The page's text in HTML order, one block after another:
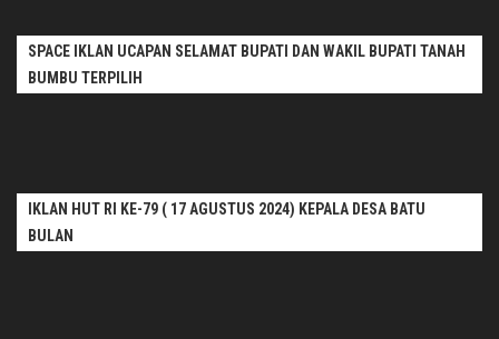
SPACE IKLAN UCAPAN SELAMAT BUPATI DAN WAKIL BUPATI TANAH
BUMBU TERPILIH
IKLAN HUT RI KE-79 ( 17 AGUSTUS 2024) KEPALA DESA BATU
BULAN